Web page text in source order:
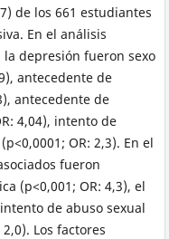
de los 661 estudiantes
En el análisis
la depresión fueron sexo
antecedente de
antecedente de
4,04), intento de
OR: 2,3). En el
fueron
(p<0,001; OR: 4,3), el
de abuso sexual
Los factores